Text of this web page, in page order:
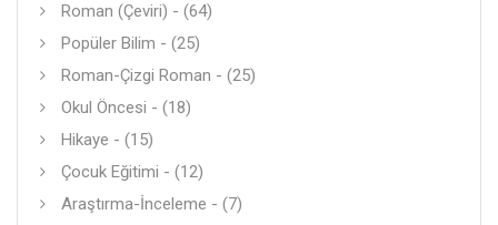
Roman (Çeviri) - (64)
Popüler Bilim - (25)
Roman-Çizgi Roman - (25)
Okul Öncesi - (18)
Hikaye - (15)
Çocuk Eğitimi - (12)
Araştırma-İnceleme - (7)